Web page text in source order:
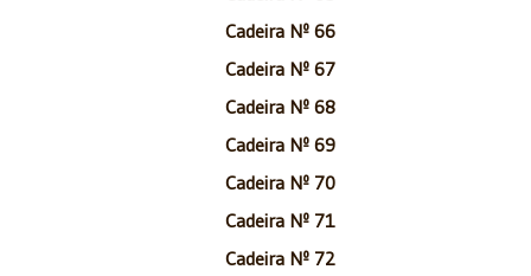
Cadeira Nº 66
Cadeira Nº 67
Cadeira Nº 68
Cadeira Nº 69
Cadeira Nº 70
Cadeira Nº 71
Cadeira Nº 72